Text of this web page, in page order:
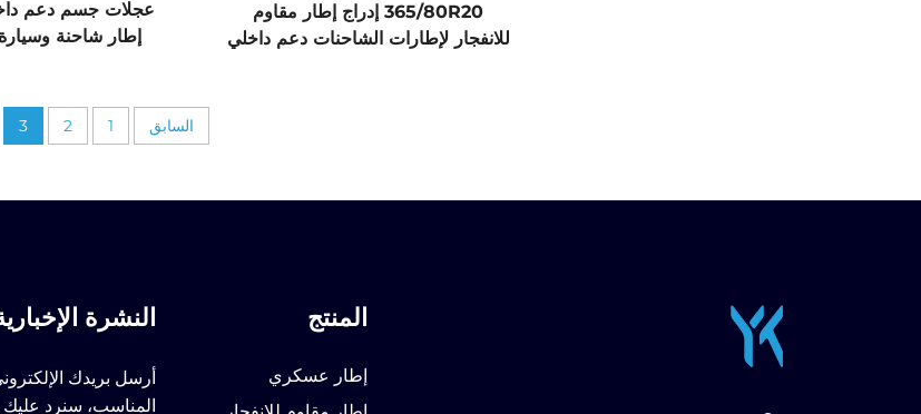
365/80R20 إدراج إطار مقاوم
للانفجار لإطارات الشاحنات دعم داخلي
إطار شاحنة
السابق 1
2
3
المنتج
إطار عسكري
النشرة
أرسل بريدك
المناسب، سنرد